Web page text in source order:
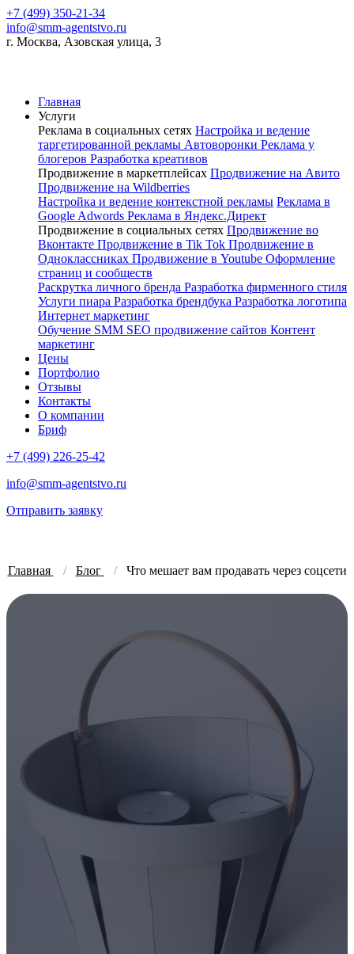
+7 (499) 350-21-34
info@smm-agentstvo.ru
г. Москва, Азовская улица, 3
Главная
Услуги
Реклама в социальных сетях Настройка и ведение
таргетированной рекламы Автоворонки Реклама у
блогеров Разработка креативов
Продвижение в маркетплейсах Продвижение на Авито
Продвижение на Wildberries
Настройка и ведение контекстной рекламы Реклама в
Google Adwords Реклама в Яндекс.Директ
Продвижение в социальных сетях Продвижение во
Вконтакте Продвижение в Tik Tok Продвижение в
Одноклассниках Продвижение в Youtube Оформление
страниц и сообществ
Раскрутка личного бренда Разработка фирменного стиля
Услуги пиара Разработка брендбука Разработка логотипа
Интернет маркетинг
Обучение SMM SEO продвижение сайтов Контент
маркетинг
Цены
Портфолио
Отзывы
Контакты
О компании
Бриф
+7 (499) 226-25-42
info@smm-agentstvo.ru
Отправить заявку
Главная Блог Что мешает вам продавать через соцсети